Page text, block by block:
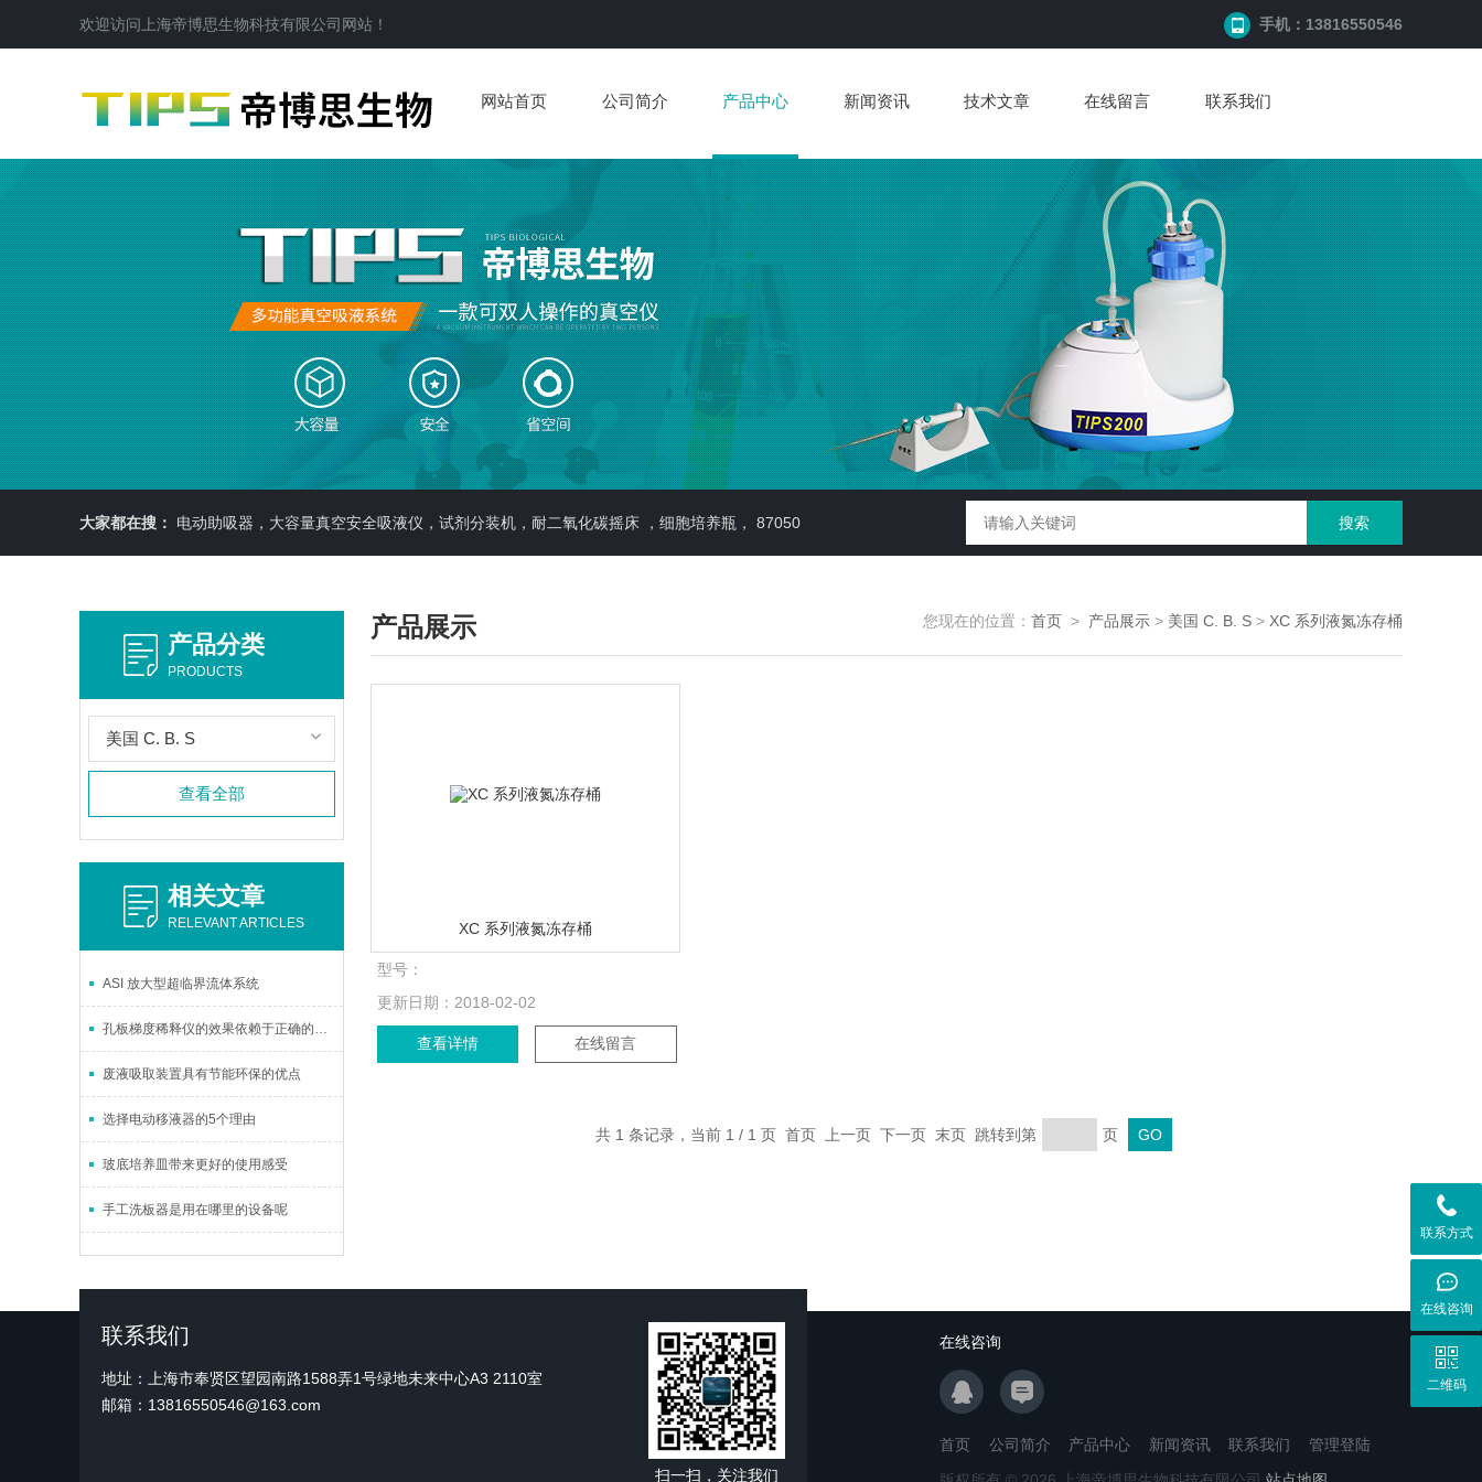
欢迎访问 上海帝博思生物科技有限公司 网站！ 手机：13816550546
网站首页 公司简介 产品中心 新闻资讯 技术文章 在线留言 联系我们
大家都在搜： 电动助吸器，大容量真空安全吸液仪，试剂分装机，耐二氧化碳摇床 ，细胞培养瓶， 87050
产品分类
PRODUCTS
美国 C. B. S
查看全部
相关文章
RELEVANT ARTICLES
ASI 放大型超临界流体系统
孔板梯度稀释仪的效果依赖于正确的使用与维护
废液吸取装置具有节能环保的优点
选择电动移液器的5个理由
玻底培养皿带来更好的使用感受
手工洗板器是用在哪里的设备呢
产品展示 您现在的位置： 首页 > 产品展示 > 美国 C. B. S > XC 系列液氮冻存桶
XC 系列液氮冻存桶
型号：
更新日期： 2018-02-02
查看详情 在线留言
共 1 条记录，当前 1 / 1 页 首页 上一页 下一页 末页 跳转到第 页
联系我们
地址：上海市奉贤区望园南路1588弄1号绿地未来中心A3 2110室
邮箱：13816550546@163.com
扫一扫，关注我们
在线咨询
首页 公司简介 产品中心 新闻资讯 联系我们
管理登陆
联系方式
在线咨询
二维码